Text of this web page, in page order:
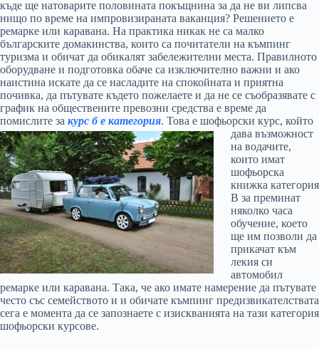
къде ще натоварите половината покъщнина за да не ви липсва
нищо по време на импровизираната ваканция? Решението е
ремарке или каравана. На практика никак не са малко
българските домакинства, които са почитатели на къмпинг
туризма и обичат да обикалят забележителни места. Правилното
оборудване и подготовка обаче са изключително важни и ако
наистина искате да се насладите на спокойната и приятна
почивка, да пътувате където пожелаете и да не се съобразявате с
график на обществените превозни средства е време да
помислите за курс б е категория. Това е шофьорски курс, който
дава възможност
на водачите,
които имат
шофьорска
книжка категория
В за преминат
няколко часа
обучение, което
ще им позволи да
прикачат към
лекия си
автомобил
ремарке или каравана. Така, че ако имате намерение да пътувате
често със семейството и и обичате къмпинг предизвикателствата
сега е момента да се запознаете с изискванията на тази категория
шофьорски курсове.